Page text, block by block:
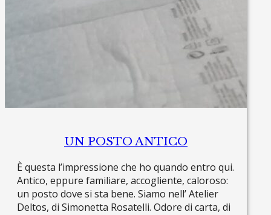
UN POSTO ANTICO
È questa l’impressione che ho quando entro qui.
Antico, eppure familiare, accogliente, caloroso:
un posto dove si sta bene. Siamo nell’ Atelier
Deltos, di Simonetta Rosatelli. Odore di carta, di